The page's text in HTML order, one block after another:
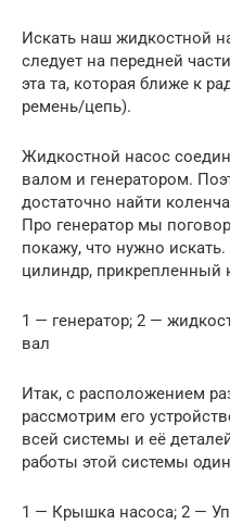
Искать наш жидкостной
следует на передней
эта та, которая ближе к
ремень/цепь).
Жидкостной насос
валом и генератором.
достаточно найти
Про генератор мы
покажу, что нужно
цилиндр, прикрепленный
1 — генератор; 2 —
вал
Итак, с расположением
рассмотрим его
всей системы и её
работы этой системы
1 — Крышка насоса; 2 —